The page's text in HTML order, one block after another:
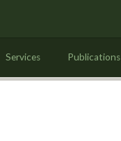
Services Publications